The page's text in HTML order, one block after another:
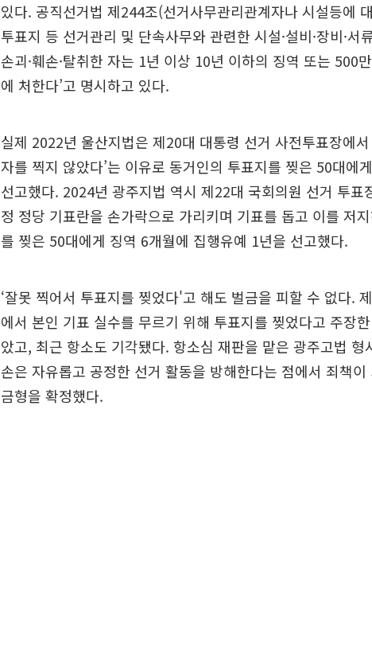
있다. 공직선거법 제244조(선거사무관리관계자나 시설등에
투표지 등 선거관리 및 단속사무와 관련한 시설·설비·장비·서
손괴·훼손·탈취한 자는 1년 이상 10년 이하의 징역 또는 500
에 처한다’고 명시하고 있다.
실제 2022년 울산지법은 제20대 대통령 선거 사전투표장에
자를 찍지 않았다’는 이유로 동거인의 투표지를 찢은 50대에
선고했다. 2024년 광주지법 역시 제22대 국회의원 선거 투표
정 정당 기표란을 손가락으로 가리키며 기표를 돕고 이를 저
를 찢은 50대에게 징역 6개월에 집행유예 1년을 선고했다.
‘잘못 찍어서 투표지를 찢었다'고 해도 벌금을 피할 수 없다.
에서 본인 기표 실수를 무르기 위해 투표지를 찢었다고 주장
았고, 최근 항소도 기각됐다. 항소심 재판을 맡은 광주고법
손은 자유롭고 공정한 선거 활동을 방해한다는 점에서 죄책
금형을 확정했다.